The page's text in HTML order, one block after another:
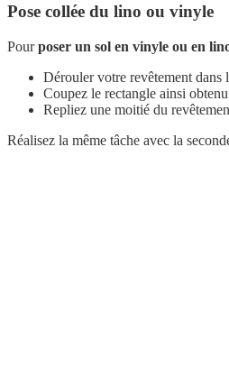
Pose collée du lino ou vinyle
Pourposer un sol en vinyle ou en
Dérouler votre revêtement dans
Coupez le rectangle ainsi
Repliez une moitié du
Réalisez la même tâche avec la